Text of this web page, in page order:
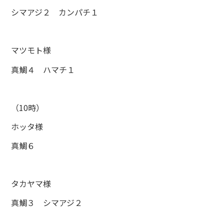
シマアジ２ カンパチ１
マツモト様
真鯛４ ハマチ１
（10時）
ホッタ様
真鯛６
タカヤマ様
真鯛３ シマアジ２